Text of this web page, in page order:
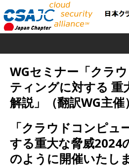
WGセミナー「クラ
ティングに対する 重
解説」（翻訳WG主催）
「クラウドコンピュ
する重大な脅威2024
のように開催いたし